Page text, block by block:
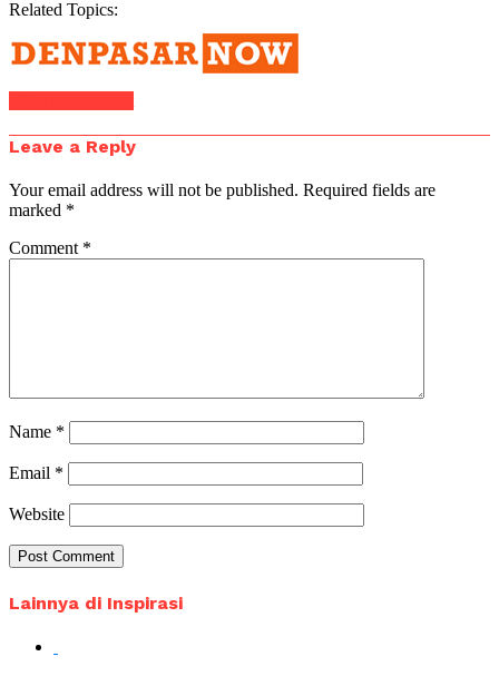
Related Topics:
Leave a Reply
Your email address will not be published. Required fields are
marked *
Comment *
Name *
Email *
Website
Lainnya di Inspirasi